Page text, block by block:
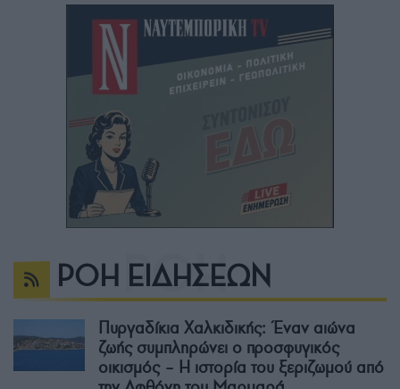
ΡΟΗ ΕΙΔΗΣΕΩΝ
Πυργαδίκια Χαλκιδικής: Έναν αιώνα
ζωής συμπληρώνει ο προσφυγικός
οικισμός – Η ιστορία του ξεριζωμού από